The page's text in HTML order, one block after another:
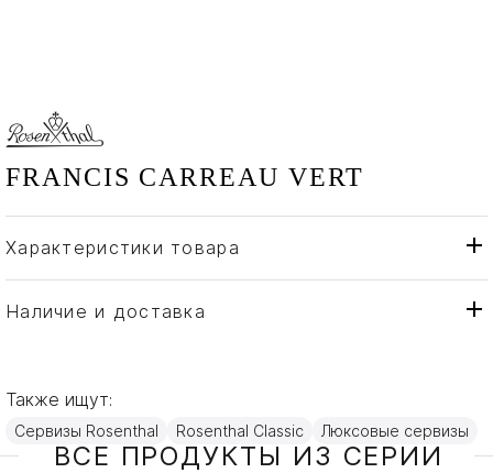
FRANCIS CARREAU VERT
Характеристики товара
Бренд
Rosenthal
Страна производителя
Наличие и доставка
Также ищут:
Сервизы Rosenthal Rosenthal Classic Люксовые сервизы
ВСЕ ПРОДУКТЫ ИЗ СЕРИИ